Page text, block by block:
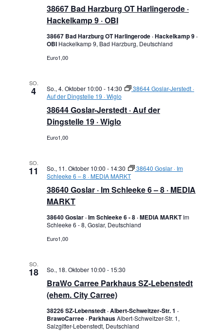
38667 Bad Harzburg OT Harlingerode ·
Hackelkamp 9 · OBI
38667 Bad Harzburg OT Harlingerode · Hackelkamp 9 ·
OBI Hackelkamp 9, Bad Harzburg, Deutschland
Euro1,00
SO.
4
38644 Goslar-Jerstedt · Auf der
Dingstelle 19 · Wiglo
So., 4. Oktober 10:00 - 14:30
38644 Goslar-Jerstedt ·
Auf der Dingstelle 19 · Wiglo
Euro1,00
SO.
11
38640 Goslar · Im Schleeke 6 – 8 · MEDIA
MARKT
So., 11. Oktober 10:00 - 14:30
38640 Goslar · Im
Schleeke 6 – 8 · MEDIA MARKT
38640 Goslar · Im Schleeke 6 - 8 · MEDIA MARKTIm
Schleeke 6 - 8, Goslar, Deutschland
Euro1,00
SO.
18
BraWo Carree Parkhaus SZ-Lebenstedt
(ehem. City Carree)
So., 18. Oktober 10:00 - 15:30
38226 SZ-Lebenstedt · Albert-Schweitzer-Str. 1 ·
BrawoCarree · ParkhausAlbert-Schweitzer-Str. 1,
Salzgitter-Lebenstedt, Deutschland